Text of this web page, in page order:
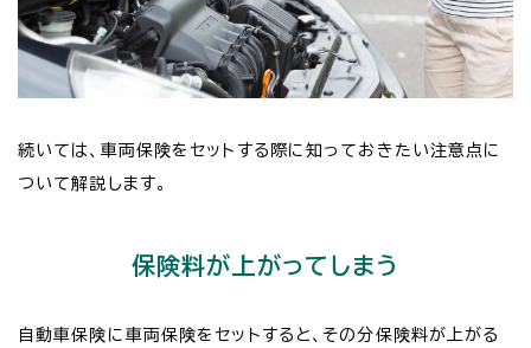
続いては、車両保険をセットする際に知っておきたい注意点に
ついて解説します。
保険料が上がってしまう
自動車保険に車両保険をセットすると、その分保険料が上がる